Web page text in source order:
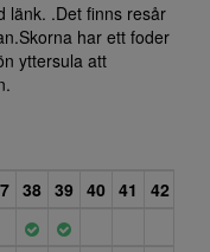
länk. .Det finns resår
har ett foder
yttersula att
38 39 40 41 42